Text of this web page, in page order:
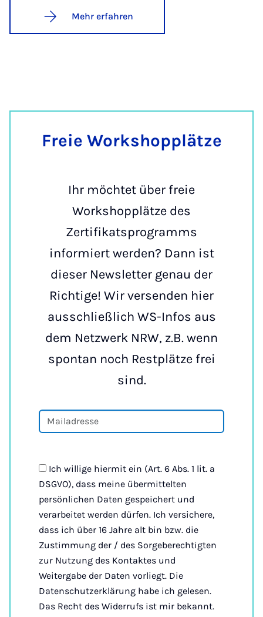
Mehr erfahren
Freie Work­shopp­lät­ze
Ihr möchtet über freie
Workshopplätze des
Zertifikatsprogramms
informiert werden? Dann ist
dieser Newsletter genau der
Richtige! Wir versenden hier
ausschließlich WS-Infos aus
dem Netzwerk NRW, z.B. wenn
spontan noch Restplätze frei
sind.
DSGVO), dass meine übermittelten
persönlichen Daten gespeichert und
verarbeitet werden dürfen. Ich versichere,
dass ich über 16 Jahre alt bin bzw. die
Zustimmung der / des Sorgeberechtigten
zur Nutzung des Kontaktes und
Weitergabe der Daten vorliegt. Die
Datenschutzerklärung habe ich gelesen.
Das Recht des Widerrufs ist mir bekannt.